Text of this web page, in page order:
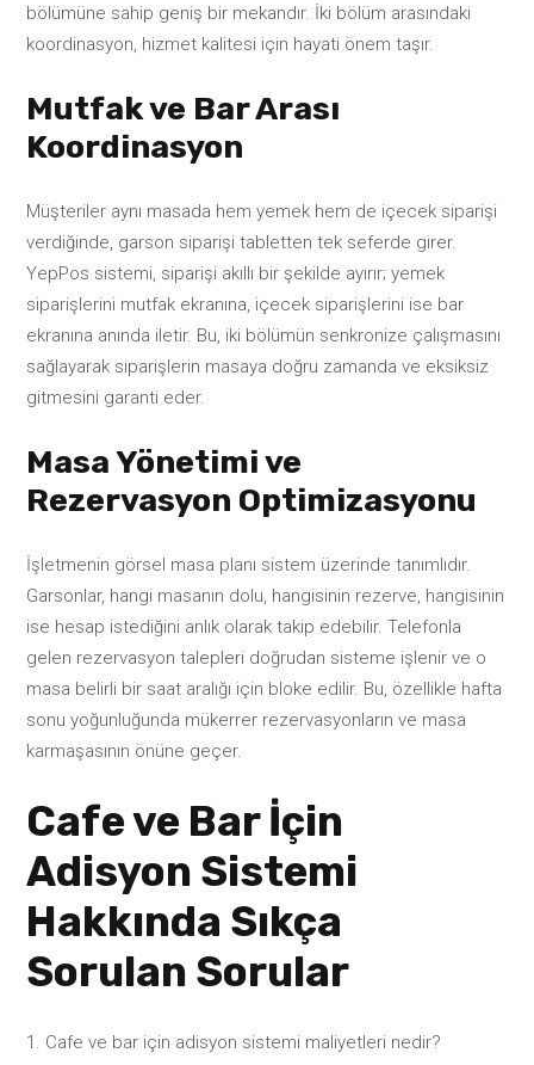
bölümüne sahip geniş bir mekandır. İki bölüm arasındaki
koordinasyon, hizmet kalitesi için hayati önem taşır.
Mutfak ve Bar Arası
Koordinasyon
Müşteriler aynı masada hem yemek hem de içecek siparişi
verdiğinde, garson siparişi tabletten tek seferde girer.
YepPos sistemi, siparişi akıllı bir şekilde ayırır; yemek
siparişlerini mutfak ekranına, içecek siparişlerini ise bar
ekranına anında iletir. Bu, iki bölümün senkronize çalışmasını
sağlayarak siparişlerin masaya doğru zamanda ve eksiksiz
gitmesini garanti eder.
Masa Yönetimi ve
Rezervasyon Optimizasyonu
İşletmenin görsel masa planı sistem üzerinde tanımlıdır.
Garsonlar, hangi masanın dolu, hangisinin rezerve, hangisinin
ise hesap istediğini anlık olarak takip edebilir. Telefonla
gelen rezervasyon talepleri doğrudan sisteme işlenir ve o
masa belirli bir saat aralığı için bloke edilir. Bu, özellikle hafta
sonu yoğunluğunda mükerrer rezervasyonların ve masa
karmaşasının önüne geçer.
Cafe ve Bar İçin
Adisyon Sistemi
Hakkında Sıkça
Sorulan Sorular
Cafe ve bar için adisyon sistemi maliyetleri nedir?